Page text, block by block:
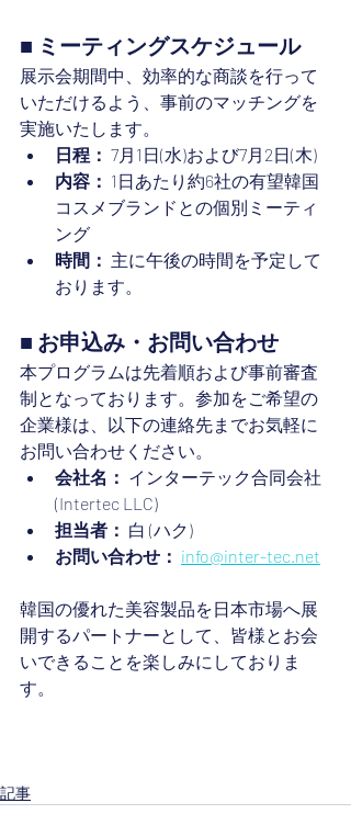
■ ミーティングスケジュール
展示会期間中、効率的な商談を行って
いただけるよう、事前のマッチングを
実施いたします。
日程： 7月1日(水)および7月2日(木)
内容： 1日あたり約6社の有望韓国
コスメブランドとの個別ミーティ
ング
時間： 主に午後の時間を予定して
おります。
■ お申込み・お問い合わせ
本プログラムは先着順および事前審査
制となっております。参加をご希望の
企業様は、以下の連絡先までお気軽に
お問い合わせください。
会社名： インターテック合同会社
(Intertec LLC)
担当者： 白 (ハク)
お問い合わせ： info@inter-tec.net
韓国の優れた美容製品を日本市場へ展
開するパートナーとして、皆様とお会
いできることを楽しみにしておりま
す。
記事